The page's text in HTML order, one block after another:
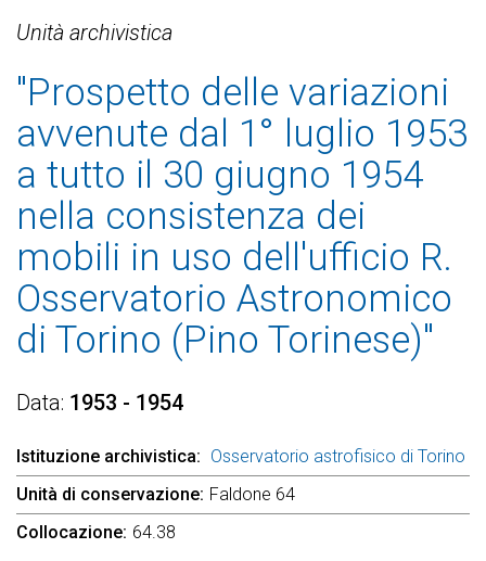
Unità archivistica
"Prospetto delle variazioni
avvenute dal 1° luglio 1953
a tutto il 30 giugno 1954
nella consistenza dei
mobili in uso dell'ufficio R.
Osservatorio Astronomico
di Torino (Pino Torinese)"
Data 1953 - 1954
Istituzione archivistica
Osservatorio astrofisico di Torino
Unità di conservazione Faldone 64
Collocazione 64.38